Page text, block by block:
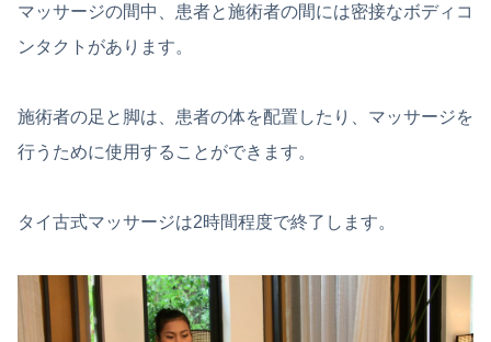
マッサージの間中、患者と施術者の間には密接なボディコ
ンタクトがあります。
施術者の足と脚は、患者の体を配置したり、マッサージを
行うために使用することができます。
タイ古式マッサージは2時間程度で終了します。